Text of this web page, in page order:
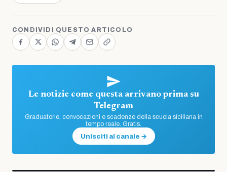
CONDIVIDI QUESTO ARTICOLO
Le notizie come questa arrivano prima su
Telegram
Graduatorie, convocazioni e scadenze della scuola siciliana in
tempo reale. Gratis.
Unisciti al canale →